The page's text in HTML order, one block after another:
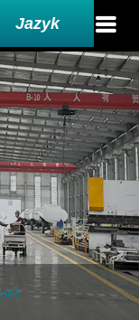
Jazyk